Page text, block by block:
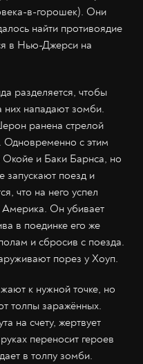
в-горошек). Они
найти противоядие
в Нью-Джерси на
разделяется, чтобы
них нападают зомби.
ранена стрелой
Одновременно с этим
и Баки Барнса, но
запускают поезд и
что на него успел
Америка. Он убивает
в поединке его же
и сбросив с поезда.
порез у Хоуп.
к нужной точке, но
толпы заражённых.
на счету, жертвует
переносит героев
в толпу зомби.